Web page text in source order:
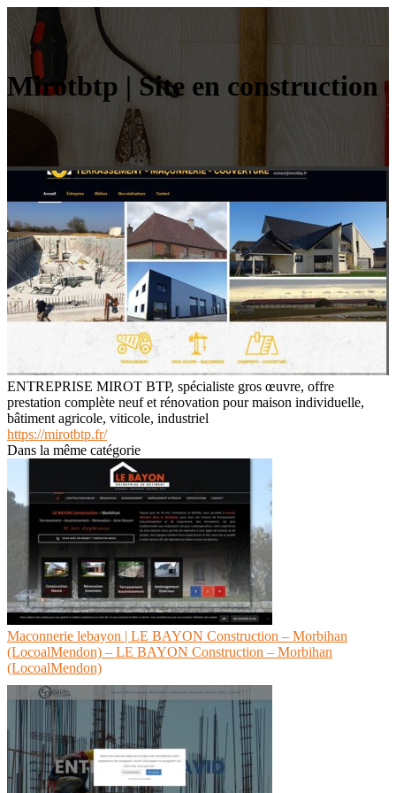
Mirotbtp | Site en construction
ENTREPRISE MIROT BTP, spécialiste gros œuvre, offre
prestation complète neuf et rénovation pour maison individuelle,
bâtiment agricole, viticole, industriel
https://mirotbtp.fr/
Dans la même catégorie
Maconnerie lebayon | LE BAYON Construction – Morbihan
(LocoalMendon) – LE BAYON Construction – Morbihan
(LocoalMendon)